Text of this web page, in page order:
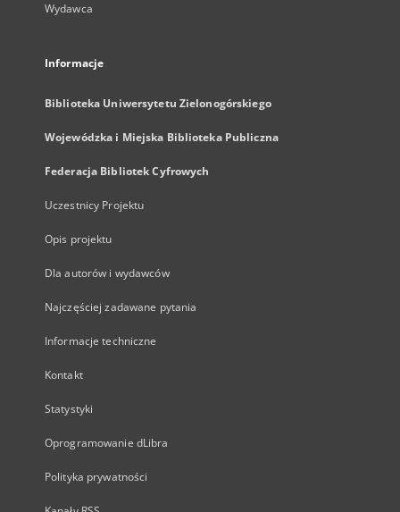
Wydawca
Informacje
Biblioteka Uniwersytetu Zielonogórskiego
Wojewódzka i Miejska Biblioteka Publiczna
Federacja Bibliotek Cyfrowych
Uczestnicy Projektu
Opis projektu
Dla autorów i wydawców
Najczęściej zadawane pytania
Informacje techniczne
Kontakt
Statystyki
Oprogramowanie dLibra
Polityka prywatności